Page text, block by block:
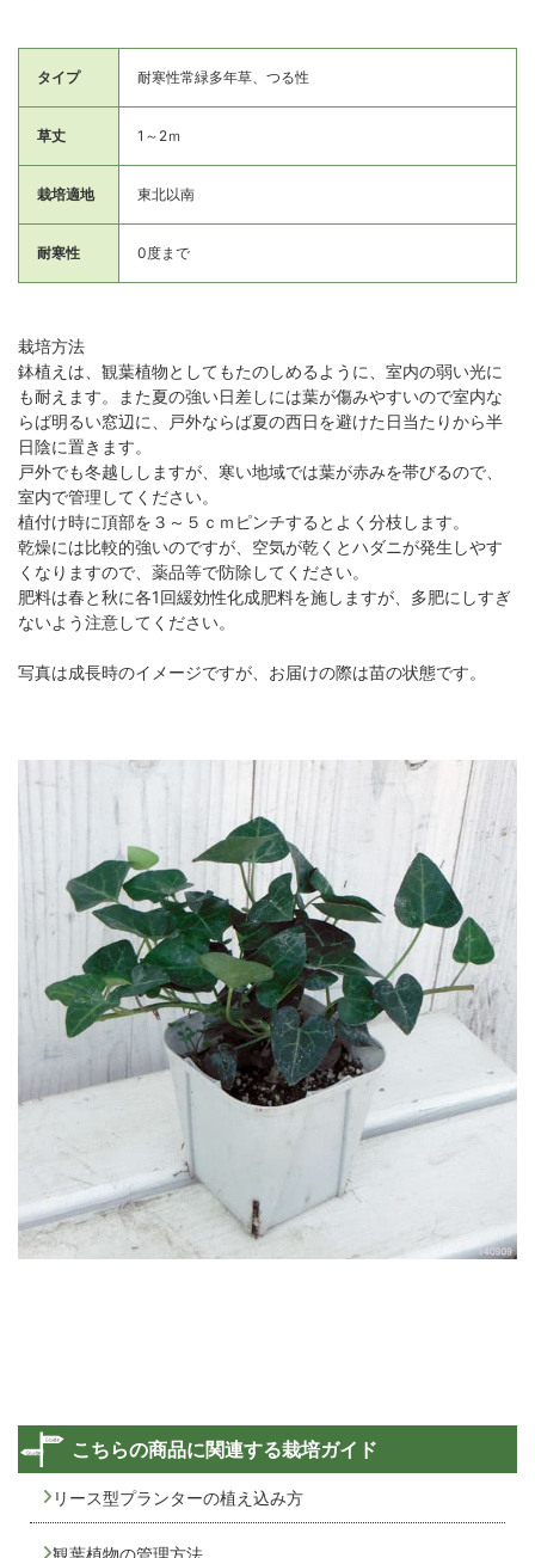
タイプ 耐寒性常緑多年草、つる性
草丈 1～2ｍ
栽培適地 東北以南
耐寒性 0度まで
栽培方法
鉢植えは、観葉植物としてもたのしめるように、室内の弱い光に
も耐えます。また夏の強い日差しには葉が傷みやすいので室内な
らば明るい窓辺に、戸外ならば夏の西日を避けた日当たりから半
日陰に置きます。
戸外でも冬越ししますが、寒い地域では葉が赤みを帯びるので、
室内で管理してください。
植付け時に頂部を３～５ｃｍピンチするとよく分枝します。
乾燥には比較的強いのですが、空気が乾くとハダニが発生しやす
くなりますので、薬品等で防除してください。
肥料は春と秋に各1回緩効性化成肥料を施しますが、多肥にしすぎ
ないよう注意してください。
写真は成長時のイメージですが、お届けの際は苗の状態です。
こちらの商品に関連する栽培ガイド
リース型プランターの植え込み方
観葉植物の管理方法